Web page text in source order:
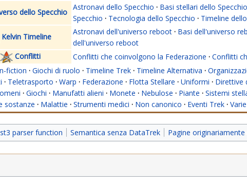
dello Specchio
Astronavi dello Specchio · Basi stellari dello Specchio
Specchio · Tecnologia dello Specchio · Timeline
Kelvin Timeline
Astronavi dell'universo reboot · Basi dell'universo
dell'universo reboot
Conflitti
Conflitti che coinvolgono la Federazione · Conflitti
fiction · Giochi di ruolo · Timeline Trek · Timeline Alternativa ·
· Teletrasporto · Warp · Federazione · Flotta Stellare · Uniformi · Direttive
· Giochi · Manufatti alieni · Monete · Nebulose · Piante · Sistemi
sostanze · Malattie · Strumenti medici · Non canonico · Eventi Trek · Varie
parser function Semantica senza DataTrek Pagine